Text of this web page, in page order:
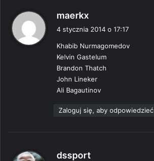
maerkx
z
e
:
4 stycznia 2014 o 17:17
Khabib Nurmagomedov
Kelvin Gastelum
Brandon Thatch
John Lineker
Ali Bagautinov
Zaloguj się, aby odpowiedzieć
dssport